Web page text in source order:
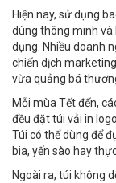
Hiện nay, sử dụng
dùng thông minh và
dụng. Nhiều doanh
chiến dịch
vừa quảng bá
Mỗi mùa Tết đến,
đều đặt túi vải in
Túi có thể dùng để
bia, yến sào hay
Ngoài ra, túi không